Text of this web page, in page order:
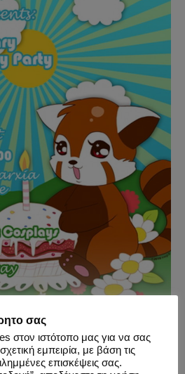
σας
στον ιστότοπο μας για να σας
εμπειρία, με βάση τις
επισκέψεις σας.